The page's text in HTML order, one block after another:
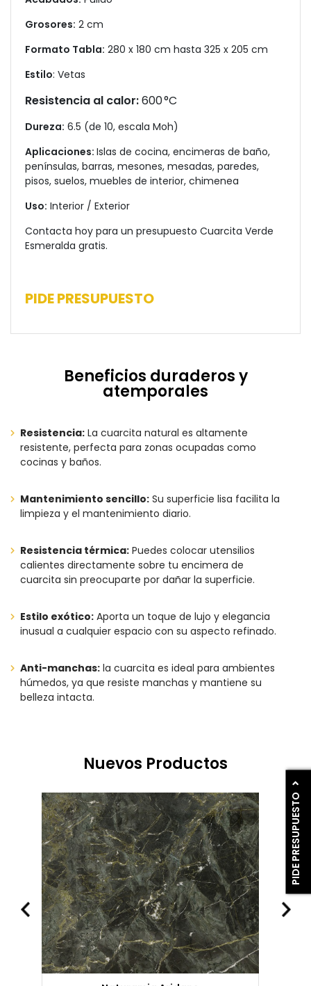
PIDE PRESUPUESTO
Grosores: 2 cm
Formato Tabla: 280 x 180 cm hasta 325 x 205 cm
Estilo: Vetas
Resistencia al calor:600 °C
Dureza: 6.5 (de 10, escala Moh)
Aplicaciones: Islas de cocina, encimeras de baño,
penínsulas, barras, mesones, mesadas, paredes,
pisos, suelos, muebles de interior, chimenea
Uso: Interior / Exterior
Contacta hoy para un presupuesto Cuarcita Verde
Esmeralda gratis.
PIDE PRESUPUESTO
Beneficios duraderos y
atemporales
Resistencia: La cuarcita natural es altamente
resistente, perfecta para zonas ocupadas como
cocinas y baños.
Mantenimiento sencillo: Su superficie lisa facilita la
limpieza y el mantenimiento diario.
Resistencia térmica: Puedes colocar utensilios
calientes directamente sobre tu encimera de
cuarcita sin preocuparte por dañar la superficie.
Estilo exótico: Aporta un toque de lujo y elegancia
inusual a cualquier espacio con su aspecto refinado.
Anti-manchas: la cuarcita es ideal para ambientes
húmedos, ya que resiste manchas y mantiene su
belleza intacta.
Nuevos Productos